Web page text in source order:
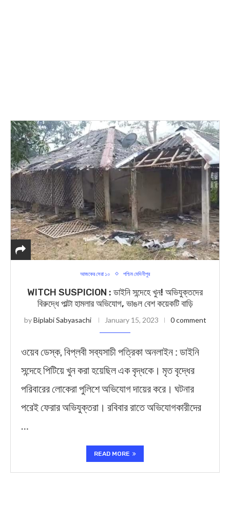
আজকের সেরা ১০ পশ্চিম মেদিনীপুর
WITCH SUSPICION : ডাইনি সন্দেহে খুন! অভিযুক্তদের
বিরুদ্ধে পাল্টা হামলার অভিযোগ, ভাঙল বেশ কয়েকটি বাড়ি
byBiplabi Sabyasachi January 15, 2023 0 comment
ওয়েব ডেস্ক, বিপ্লবী সব্যসাচী পত্রিকা অনলাইন : ডাইনি
সন্দেহে পিটিয়ে খুন করা হয়েছিল এক বৃদ্ধকে। মৃত বৃদ্ধের
পরিবারের লোকেরা পুলিশে অভিযোগ দায়ের করে। ঘটনার
পরেই ফেরার অভিযুক্তরা। রবিবার রাতে অভিযোগকারীদের
…
READ MORE